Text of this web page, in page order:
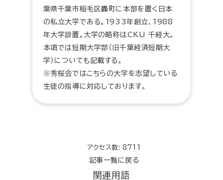
葉県千葉市稲毛区轟町に本部を置く日本
の私立大学である。1933年創立、1988
年大学設置。大学の略称はCKU 千経大。
本項では短期大学部（旧千葉経済短期大
学）についても記載する。
※秀桜会ではこちらの大学を志望している
生徒の指導に対応しております。
アクセス数: 8711
記事一覧に戻る
関連用語